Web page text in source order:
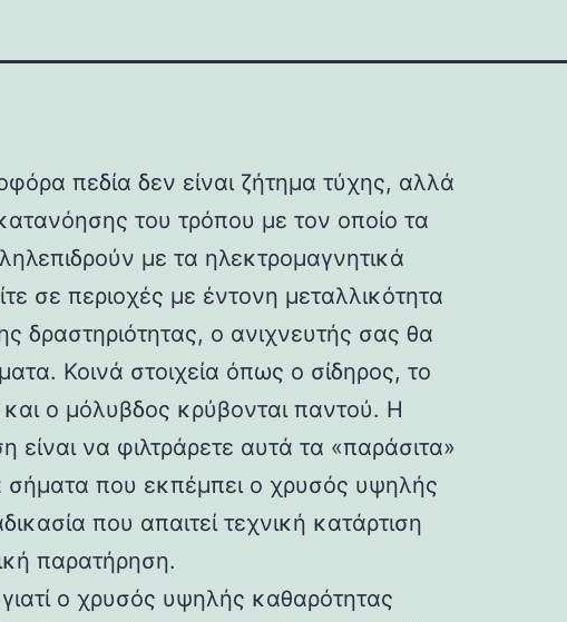
πεδία δεν είναι ζήτημα τύχης, αλλά
του τρόπου με τον οποίο τα
με τα ηλεκτρομαγνητικά
σε περιοχές με έντονη μεταλλικότητα
δραστηριότητας, ο ανιχνευτής σας θα
Κοινά στοιχεία όπως ο σίδηρος, το
ο μόλυβδος κρύβονται παντού. Η
είναι να φιλτράρετε αυτά τα «παράσιτα»
σήματα που εκπέμπει ο χρυσός υψηλής
που απαιτεί τεχνική κατάρτιση
παρατήρηση.
ο χρυσός υψηλής καθαρότητας